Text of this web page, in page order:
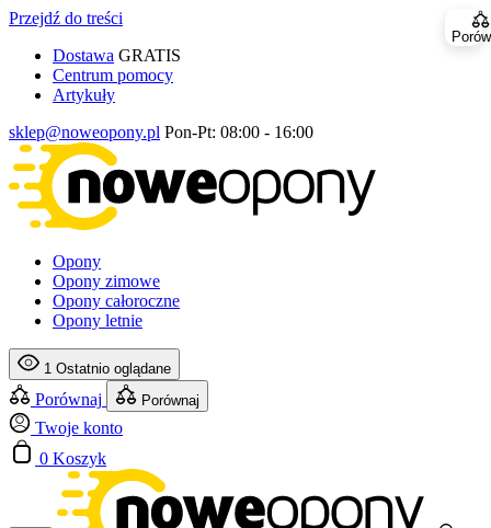
Przejdź do treści
Dostawa GRATIS
Centrum pomocy
Artykuły
sklep@noweopony.pl Pon-Pt: 08:00 - 16:00
Opony
Opony zimowe
Opony całoroczne
Opony letnie
1 Ostatnio oglądane
Porównaj Porównaj
Twoje konto
0 Koszyk